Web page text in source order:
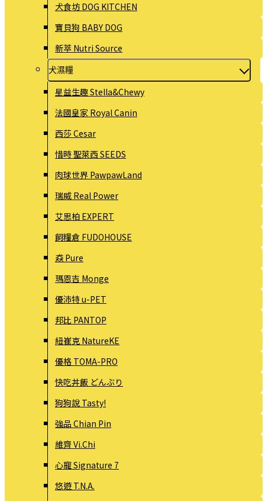
犬食坊 DOG KITCHEN
寶貝狗 BABY DOG
新萃 Nutri Source
犬濕糧
星益生趣 Stella&Chewy
法國皇家 Royal Canin
西莎 Cesar
惜時 聖萊西 SEEDS
肉球世界 PawpawLand
瑞威 Real Power
艾思柏 EXPERT
飼糧倉 FUDOHOUSE
猋 Pure
瑪恩吉 Monge
優沛特 u-PET
邦比 PANTOP
紐崔克 NatureKE
優格 TOMA-PRO
快吃丼飯 どんぶり
狗狗說 Tasty!
強品 Chian Pin
維齊 Vi.Chi
心寵 Signature 7
悠遊 T.N.A.